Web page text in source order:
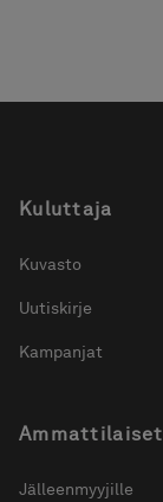
Kuluttaja
Kuvasto
Uutiskirje
Kampanjat
Ammattilaiset
Jälleenmyyjille